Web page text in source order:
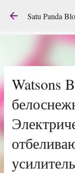
Satu Panda
Watsons